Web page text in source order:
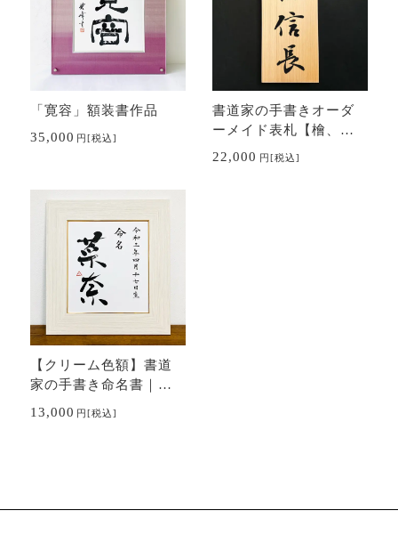
「寛容」額装書作品
35,000 円[税込]
書道家の手書きオーダ
ーメイド表札【檜、
桧、ヒノキ】
22,000 円[税込]
【クリーム色額】書道
家の手書き命名書｜数
パターン有｜出産祝
13,000 円[税込]